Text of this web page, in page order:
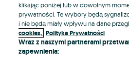
Kontynuuj przez
LUB
klikając poniżej lub w dowolnym
prywatności. Te wybory będą
i nie będą miały wpływu na dane
cookies, Polityka Prywatności
Wraz z naszymi partnerami
zapewnienia: